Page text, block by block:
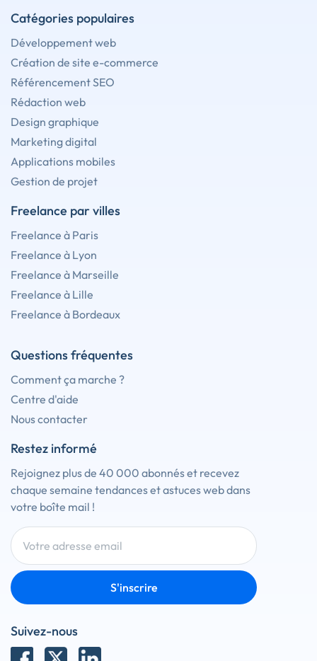
Catégories populaires
Développement web
Création de site e-commerce
Référencement SEO
Rédaction web
Design graphique
Marketing digital
Applications mobiles
Gestion de projet
Freelance par villes
Freelance à Paris
Freelance à Lyon
Freelance à Marseille
Freelance à Lille
Freelance à Bordeaux
Questions fréquentes
Comment ça marche ?
Centre d'aide
Nous contacter
Restez informé
Rejoignez plus de 40 000 abonnés et recevez
chaque semaine tendances et astuces web dans
votre boîte mail !
S'inscrire
Suivez-nous